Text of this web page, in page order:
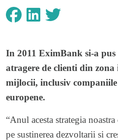
In 2011 EximBank si-a
atragere de clienti din
mijlocii, inclusiv
europene.
“Anul acesta strategia
pe sustinerea dezvoltarii si